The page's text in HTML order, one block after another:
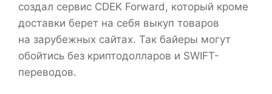
создал сервис CDEK Forward, который кроме
доставки берет на себя выкуп товаров
на зарубежных сайтах. Так байеры могут
обойтись без криптодолларов и SWIFT-
переводов.